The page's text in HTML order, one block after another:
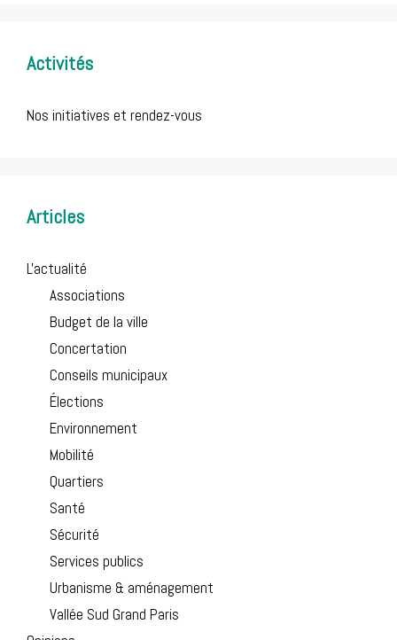
Activités
Nos initiatives et rendez-vous
Articles
L'actualité
Associations
Budget de la ville
Concertation
Conseils municipaux
Élections
Environnement
Mobilité
Quartiers
Santé
Sécurité
Services publics
Urbanisme & aménagement
Vallée Sud Grand Paris